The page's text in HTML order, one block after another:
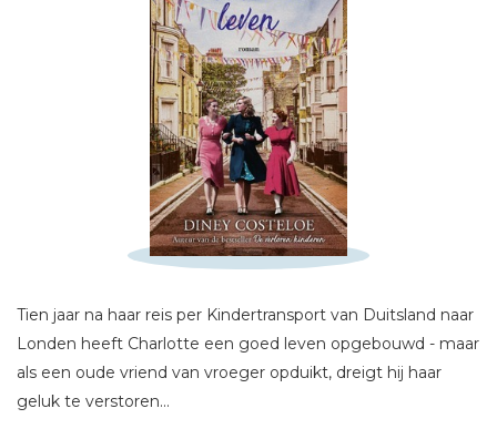
Tien jaar na haar reis per Kindertransport van Duitsland naar
Londen heeft Charlotte een goed leven opgebouwd - maar
als een oude vriend van vroeger opduikt, dreigt hij haar
geluk te verstoren...
Schrijf hieronder je review!
Titel *